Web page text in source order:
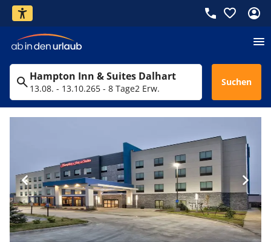
Hampton Inn & Suites Dalhart
13.08. - 13.10.265 - 8 Tage2 Erw.
Suchen